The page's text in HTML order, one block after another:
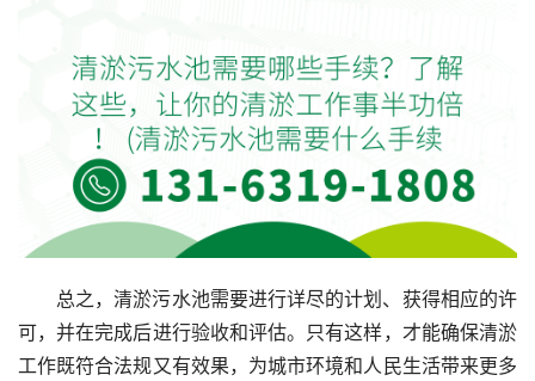
总之，清淤污水池需要进行详尽的计划、获得相应的许
可，并在完成后进行验收和评估。只有这样，才能确保清淤
工作既符合法规又有效果，为城市环境和人民生活带来更多